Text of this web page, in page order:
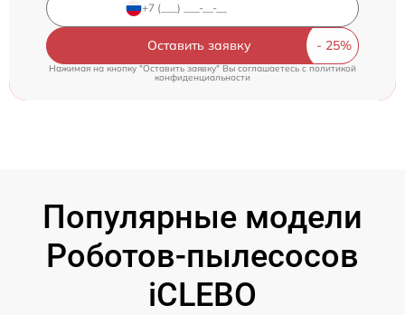
Оставить заявку
Нажимая на кнопку "Оставить заявку" Вы соглашаетесь cполитикой
конфиденциальности
Популярные модели
Роботов-пылесосов
iCLEBO